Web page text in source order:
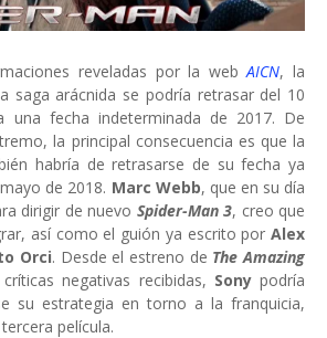
reveladas por la webAICN, la
saga arácnida se podría retrasar del 10
fecha indeterminada de 2017. De
la principal consecuencia es que la
habría de retrasarse de su fecha ya
de 2018. Marc Webb, que en su día
dirigir de nuevo Spider-Man 3, creo que
así como el guión ya escrito por Alex
Orci. Desde el estreno de The Amazing
negativas recibidas, Sony podría
su estrategia en torno a la franquicia,
película.